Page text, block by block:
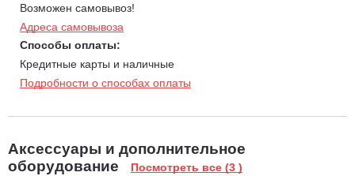
Возможен самовывоз!
Адреса самовывоза
Способы оплаты:
Кредитные карты и наличные
Подробности о способах оплаты
Аксессуары и дополнительное
оборудование
Посмотреть все (3 )